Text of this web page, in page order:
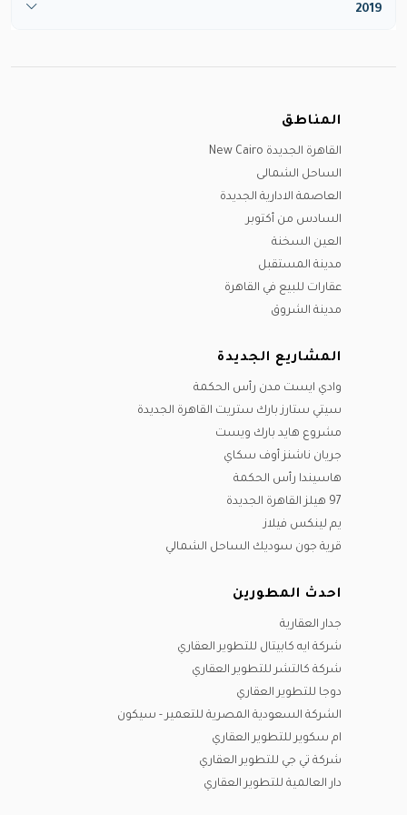
يونيو
أغسطس
ديسيمبر
ديسيمبر
أغسطس
ديسيمبر
2019
المناطق
القاهرة الجديدة New Cairo
الساحل الشمالى
العاصمة الادارية الجديدة
السادس من أكتوبر
العين السخنة
مدينة المستقبل
عقارات للبيع في القاهرة
مدينة الشروق
المشاريع الجديدة
وادي ايست مدن رأس الحكمة
سيتي ستارز بارك ستريت القاهرة الجديدة
مشروع هايد بارك ويست
جريان ناشنز أوف سكاي
هاسيندا رأس الحكمة
97 هيلز القاهرة الجديدة
يم لينكس فيلاز
قرية جون سوديك الساحل الشمالي
احدث المطورين
جدار العقارية
شركة ايه كابيتال للتطوير العقاري
شركة كالتشر للتطوير العقاري
دوجا للتطوير العقاري
الشركة السعودية المصرية للتعمير - سيكون
ام سكوير للتطوير العقاري
شركة تي جي للتطوير العقاري
دار العالمية للتطوير العقاري